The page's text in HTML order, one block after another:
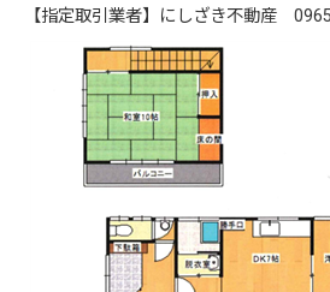
【指定取引業者】にしざき不動産